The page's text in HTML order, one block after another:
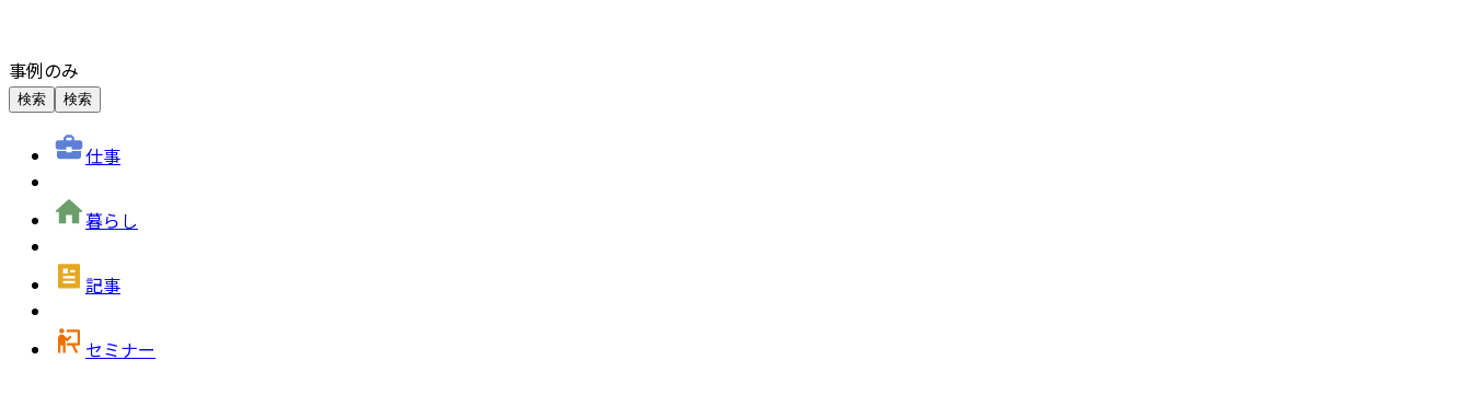
事例のみ
検索 検索
仕事
暮らし
記事
セミナー